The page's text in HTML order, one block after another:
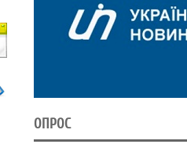
ОПРОС